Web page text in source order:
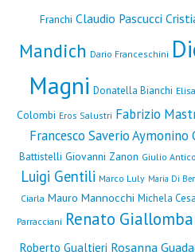
Franchi Claudio Pascucci
Mandich Dario Franceschini
Magni Donatella Bianchi
Colombi Eros Salustri Fabrizio
Francesco Saverio Aymonino
Battistelli Giovanni Zanon Giulio
Luigi Gentili Marco Luly Maria Di
Ciarla Mauro Mannocchi Michela
Parracciani Renato
Roberto Gualtieri Rosanna